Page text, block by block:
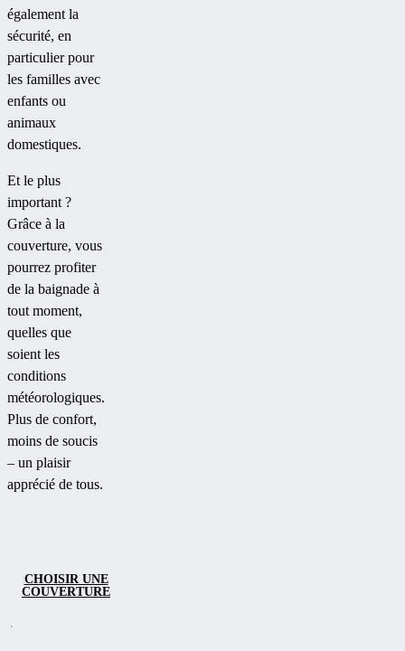
également la
sécurité, en
particulier pour
les familles avec
enfants ou
animaux
domestiques.
Et le plus
important ?
Grâce à la
couverture, vous
pourrez profiter
de la baignade à
tout moment,
quelles que
soient les
conditions
météorologiques.
Plus de confort,
moins de soucis
– un plaisir
apprécié de tous.
CHOISIR UNE
COUVERTURE